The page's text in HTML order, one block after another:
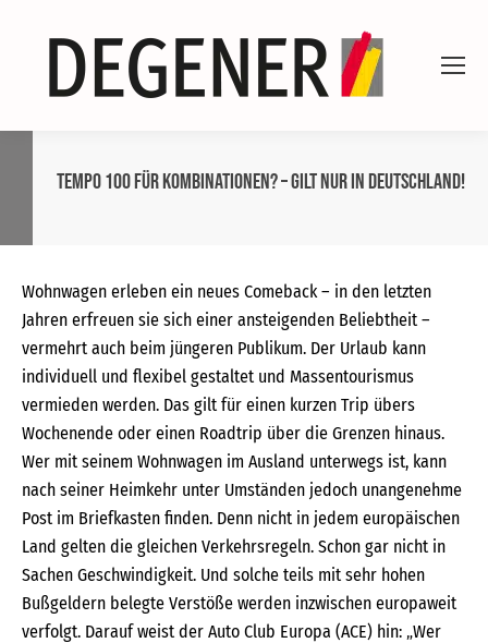
Tempo 100 für Kombinationen? – Gilt nur in Deutschland!
Wohnwagen erleben ein neues Comeback – in den letzten
Jahren erfreuen sie sich einer ansteigenden Beliebtheit –
vermehrt auch beim jüngeren Publikum. Der Urlaub kann
individuell und flexibel gestaltet und Massentourismus
vermieden werden. Das gilt für einen kurzen Trip übers
Wochenende oder einen Roadtrip über die Grenzen hinaus.
Wer mit seinem Wohnwagen im Ausland unterwegs ist, kann
nach seiner Heimkehr unter Umständen jedoch unangenehme
Post im Briefkasten finden. Denn nicht in jedem europäischen
Land gelten die gleichen Verkehrsregeln. Schon gar nicht in
Sachen Geschwindigkeit. Und solche teils mit sehr hohen
Bußgeldern belegte Verstöße werden inzwischen europaweit
verfolgt. Darauf weist der Auto Club Europa (ACE) hin: „Wer